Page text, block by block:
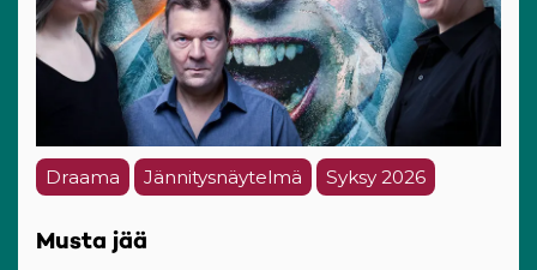
Draama Jännitysnäytelmä Syksy 2026
Musta jää